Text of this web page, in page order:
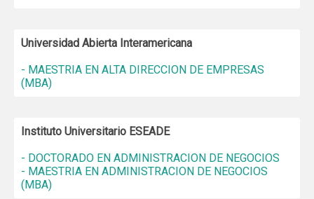
Universidad Abierta Interamericana
- MAESTRIA EN ALTA DIRECCION DE EMPRESAS
(MBA)
Instituto Universitario ESEADE
- DOCTORADO EN ADMINISTRACION DE NEGOCIOS
- MAESTRIA EN ADMINISTRACION DE NEGOCIOS
(MBA)